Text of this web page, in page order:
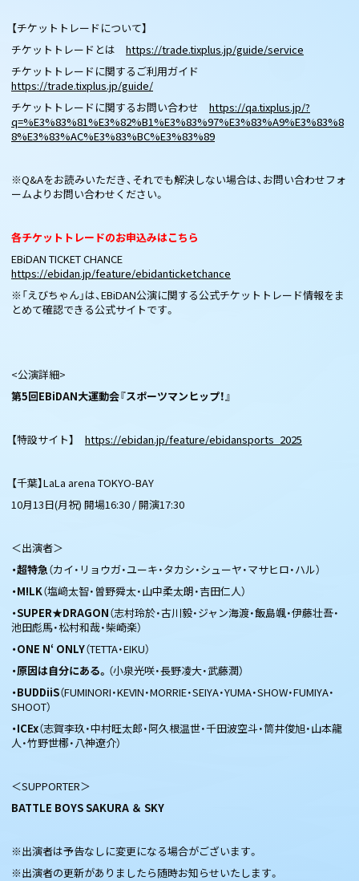
【チケットトレードについて】
チケットトレードとは https://trade.tixplus.jp/guide/service
チケットトレードに関するご利用ガイド
https://trade.tixplus.jp/guide/
チケットトレードに関するお問い合わせ https://qa.tixplus.jp/?
q=%E3%83%81%E3%82%B1%E3%83%97%E3%83%A9%E3%83%8
8%E3%83%AC%E3%83%BC%E3%83%89
※Q&Aをお読みいただき、それでも解決しない場合は、お問い合わせフォ
ームよりお問い合わせください。
各チケットトレードのお申込みはこちら
EBiDAN TICKET CHANCE
https://ebidan.jp/feature/ebidanticketchance
※「えびちゃん」は、EBiDAN公演に関する公式チケットトレード情報をま
とめて確認できる公式サイトです。
<公演詳細>
第5回EBiDAN大運動会『スポーツマンヒップ！』
【特設サイト】 https://ebidan.jp/feature/ebidansports_2025
【千葉】LaLa arena TOKYO-BAY
10月13日(月祝) 開場16:30 / 開演17:30
＜出演者＞
・超特急（カイ・リョウガ・ユーキ・タカシ・シューヤ・マサヒロ・ハル）
・M!LK（塩﨑太智・曽野舜太・山中柔太朗・吉田仁人）
・SUPER★DRAGON（志村玲於・古川毅・ジャン海渡・飯島颯・伊藤壮吾・
池田彪馬・松村和哉・柴崎楽）
・ONE N‘ ONLY（TETTA・EIKU）
・原因は自分にある。 （小泉光咲・長野凌大・武藤潤）
・BUDDiiS（FUMINORI・KEVIN・MORRIE・SEIYA・YUMA・SHOW・FUMIYA・
SHOOT）
・ICEx（志賀李玖・中村旺太郎・阿久根温世・千田波空斗・筒井俊旭・山本龍
人・竹野世梛・八神遼介）
＜SUPPORTER＞
BATTLE BOYS SAKURA ＆ SKY
※出演者は予告なしに変更になる場合がございます。
※出演者の更新がありましたら随時お知らせいたします。